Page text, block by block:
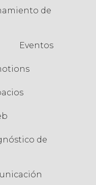
de
Eventos
de